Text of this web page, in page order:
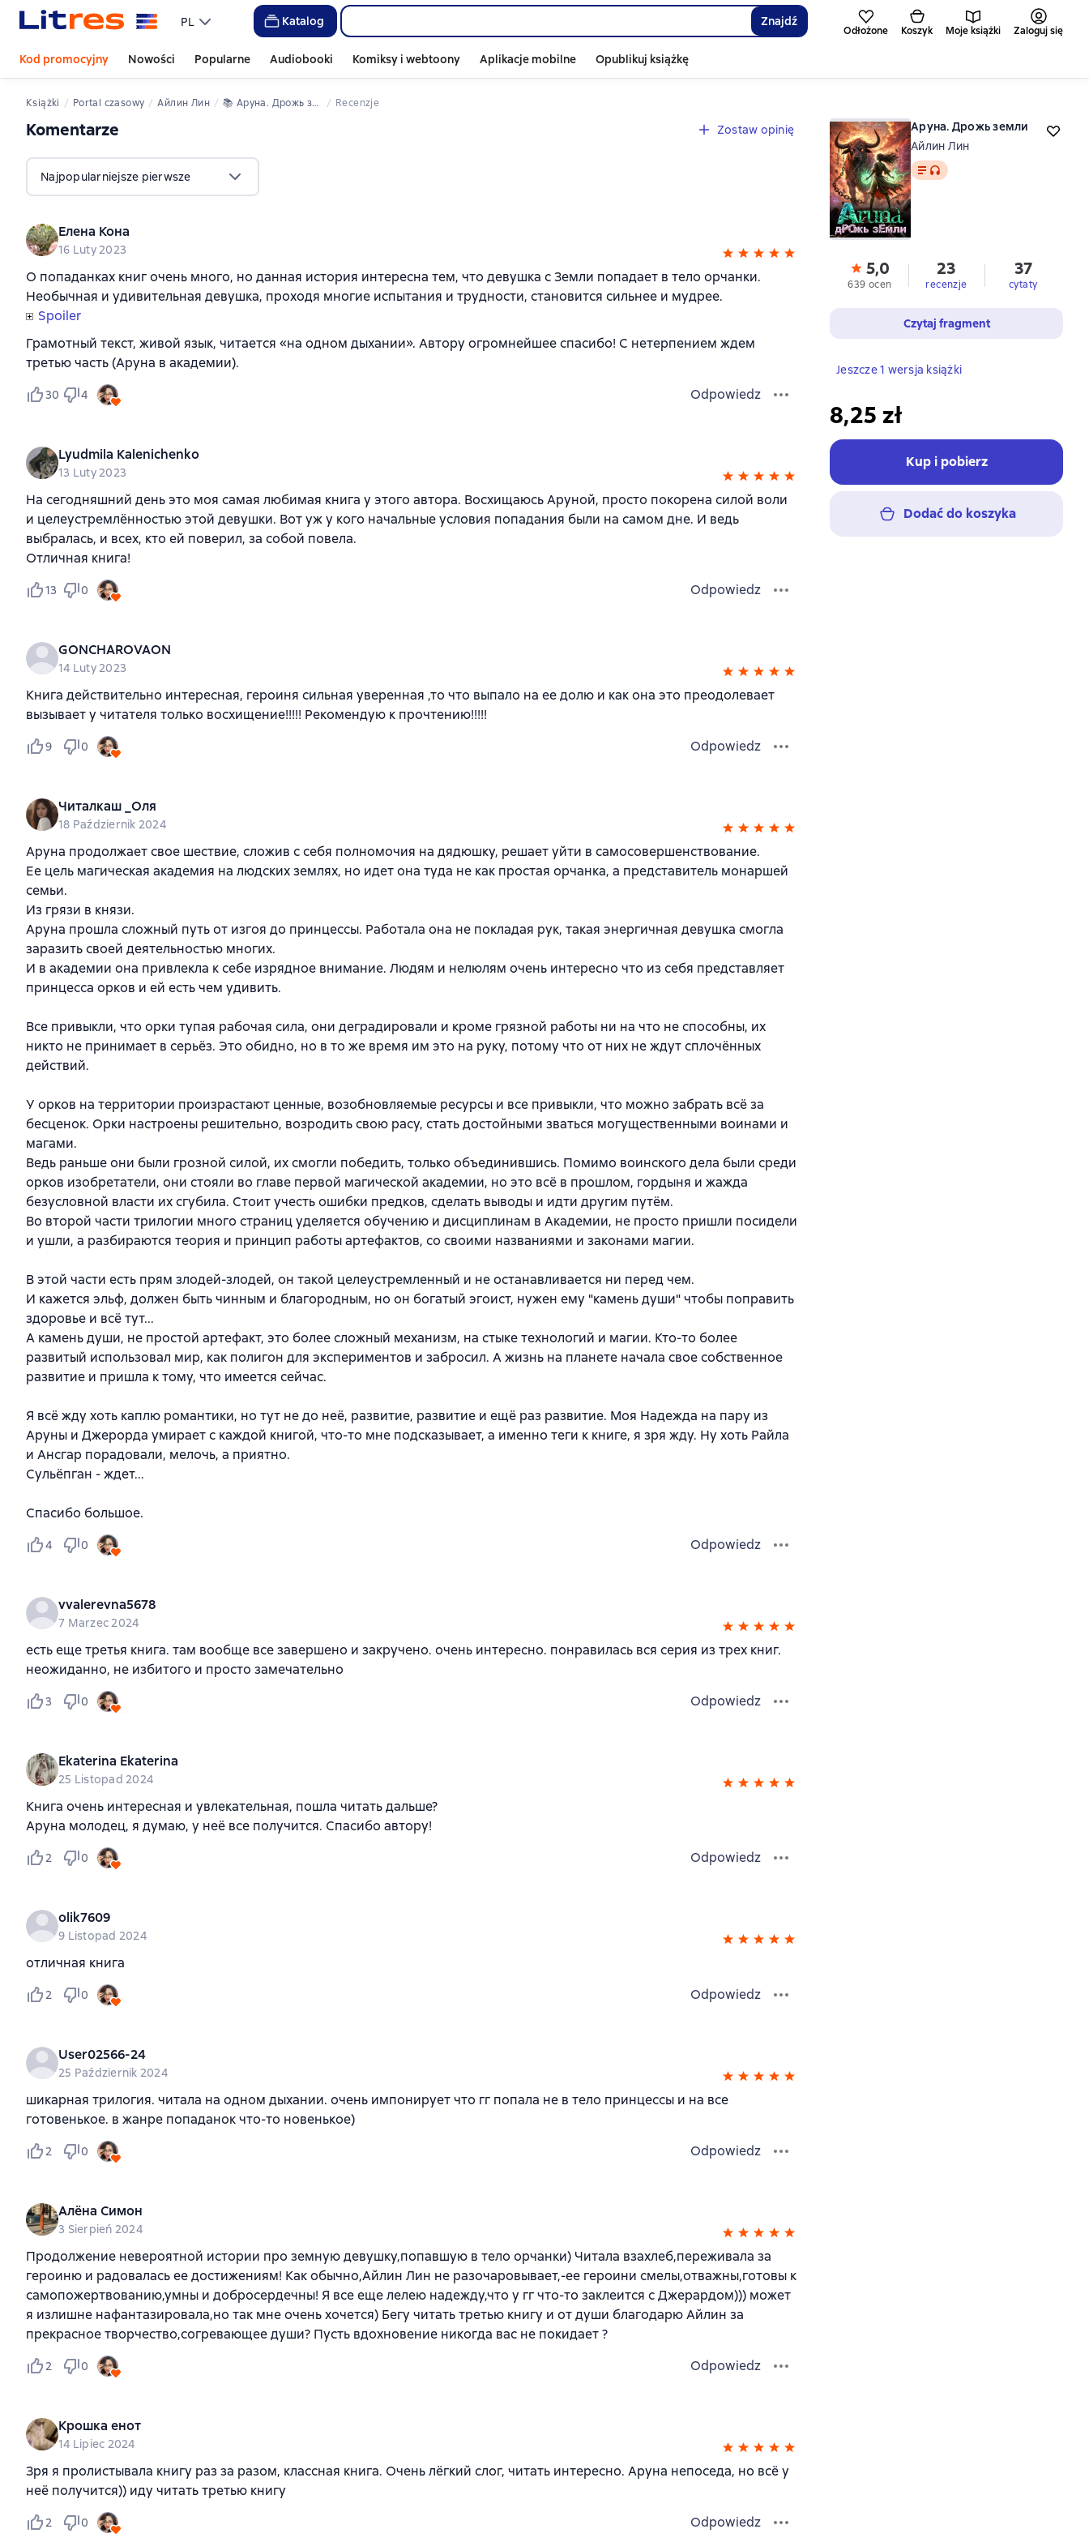
PL Katalog Znajdź
Odłożone Koszyk Moje książki Zaloguj się
Kod promocyjny Nowości Popularne Audiobooki Komiksy i webtoony Aplikacje mobilne Opublikuj książkę
Książki portal czasowy Айлин Лин 📚 Аруна. Дрожь земли Recenzje
Komentarze Zostaw opinię
Najpopularniejsze pierwsze
Елена Кона
16 Luty 2023
О попаданках книг очень много, но данная история интересна тем, что девушка с Земли попадает в тело орчанки.
Необычная и удивительная девушка, проходя многие испытания и трудности, становится сильнее и мудрее.
Spoiler
Грамотный текст, живой язык, читается «на одном дыхании». Автору огромнейшее спасибо! С нетерпением ждем
третью часть (Аруна в академии).
30 4 Odpowiedz
Lyudmila Kalenichenko
13 Luty 2023
На сегодняшний день это моя самая любимая книга у этого автора. Восхищаюсь Аруной, просто покорена силой воли
и целеустремлённостью этой девушки. Вот уж у кого начальные условия попадания были на самом дне. И ведь
выбралась, и всех, кто ей поверил, за собой повела.
Отличная книга!
13 0 Odpowiedz
GONCHAROVAON
14 Luty 2023
Книга действительно интересная, героиня сильная уверенная ,то что выпало на ее долю и как она это преодолевает
вызывает у читателя только восхищение!!!!! Рекомендую к прочтению!!!!!
9 0 Odpowiedz
Читалкаш _Оля
18 Październik 2024
Аруна продолжает свое шествие, сложив с себя полномочия на дядюшку, решает уйти в самосовершенствование.
Ее цель магическая академия на людских землях, но идет она туда не как простая орчанка, а представитель монаршей
семьи.
Из грязи в князи.
Аруна прошла сложный путь от изгоя до принцессы. Работала она не покладая рук, такая энергичная девушка смогла
заразить своей деятельностью многих.
И в академии она привлекла к себе изрядное внимание. Людям и нелюлям очень интересно что из себя представляет
принцесса орков и ей есть чем удивить.
Все привыкли, что орки тупая рабочая сила, они деградировали и кроме грязной работы ни на что не способны, их
никто не принимает в серьёз. Это обидно, но в то же время им это на руку, потому что от них не ждут сплочённых
действий.
У орков на территории произрастают ценные, возобновляемые ресурсы и все привыкли, что можно забрать всё за
бесценок. Орки настроены решительно, возродить свою расу, стать достойными зваться могущественными воинами и
магами.
Ведь раньше они были грозной силой, их смогли победить, только объединившись. Помимо воинского дела были среди
орков изобретатели, они стояли во главе первой магической академии, но это всё в прошлом, гордыня и жажда
безусловной власти их сгубила. Стоит учесть ошибки предков, сделать выводы и идти другим путём.
Во второй части трилогии много страниц уделяется обучению и дисциплинам в Академии, не просто пришли посидели
и ушли, а разбираются теория и принцип работы артефактов, со своими названиями и законами магии.
В этой части есть прям злодей-злодей, он такой целеустремленный и не останавливается ни перед чем.
И кажется эльф, должен быть чинным и благородным, но он богатый эгоист, нужен ему "камень души" чтобы поправить
здоровье и всё тут...
А камень души, не простой артефакт, это более сложный механизм, на стыке технологий и магии. Кто-то более
развитый использовал мир, как полигон для экспериментов и забросил. А жизнь на планете начала свое собственное
развитие и пришла к тому, что имеется сейчас.
Я всё жду хоть каплю романтики, но тут не до неё, развитие, развитие и ещё раз развитие. Моя Надежда на пару из
Аруны и Джерорда умирает с каждой книгой, что-то мне подсказывает, а именно теги к книге, я зря жду. Ну хоть Райла
и Ансгар порадовали, мелочь, а приятно.
Сульёпган - ждет...
Спасибо большое.
4 0 Odpowiedz
vvalerevna5678
7 Marzec 2024
есть еще третья книга. там вообще все завершено и закручено. очень интересно. понравилась вся серия из трех книг.
неожиданно, не избитого и просто замечательно
3 0 Odpowiedz
Ekaterina Ekaterina
25 Listopad 2024
Книга очень интересная и увлекательная, пошла читать дальше?
Аруна молодец, я думаю, у неё все получится. Спасибо автору!
2 0 Odpowiedz
olik7609
9 Listopad 2024
отличная книга
2 0 Odpowiedz
User02566-24
25 Październik 2024
шикарная трилогия. читала на одном дыхании. очень импонирует что гг попала не в тело принцессы и на все
готовенькое. в жанре попаданок что-то новенькое)
2 0 Odpowiedz
Алёна Симон
3 Sierpień 2024
Продолжение невероятной истории про земную девушку,попавшую в тело орчанки) Читала взахлеб,переживала за
героиню и радовалась ее достижениям! Как обычно,Айлин Лин не разочаровывает,-ее героини смелы,отважны,готовы к
самопожертвованию,умны и добросердечны! Я все еще лелею надежду,что у гг что-то заклеится с Джерардом))) может
я излишне нафантазировала,но так мне очень хочется) Бегу читать третью книгу и от души благодарю Айлин за
прекрасное творчество,согревающее души? Пусть вдохновение никогда вас не покидает ?
2 0 Odpowiedz
Крошка енот
14 Lipiec 2024
Зря я пролистывала книгу раз за разом, классная книга. Очень лёгкий слог, читать интересно. Аруна непоседа, но всё у
неё получится)) иду читать третью книгу
2 0 Odpowiedz
Аруна. Дрожь земли
Айлин Лин
Tekst, format audio dostępny
5,0
639 ocen
23
recenzje
37
cytaty
Czytaj fragment
Jeszcze 1 wersja książki
8,25 zł
Kup i pobierz
Dodać do koszyka